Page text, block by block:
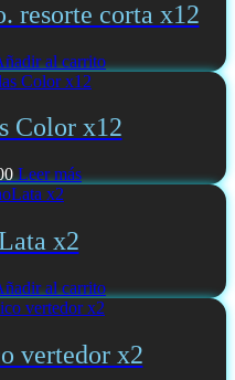
resorte corta x12
al carrito
Color x12
Leer más
x2
al carrito
vertedor x2